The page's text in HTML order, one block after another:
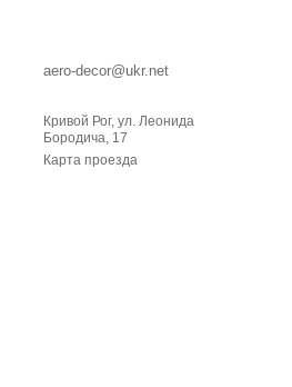
aero-decor@ukr.net
Кривой Рог, ул. Леонида
Бородича, 17
Карта проезда